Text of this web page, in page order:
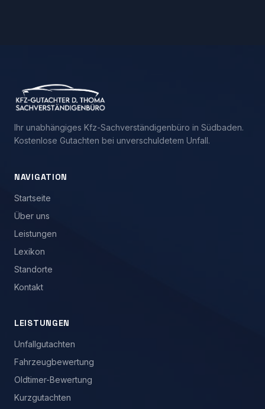
Ihr unabhängiges Kfz-Sachverständigenbüro in Südbaden.
Kostenlose Gutachten bei unverschuldetem Unfall.
NAVIGATION
Startseite
Über uns
Leistungen
Lexikon
Standorte
Kontakt
LEISTUNGEN
Unfallgutachten
Fahrzeugbewertung
Oldtimer-Bewertung
Kurzgutachten